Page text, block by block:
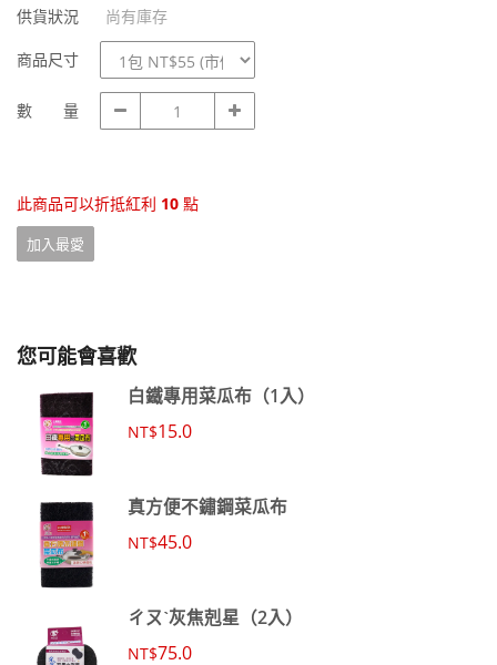
供貨狀況
尚有庫存
商品尺寸
規
格
數 量
數
量
此商品可以折抵紅利 10 點
加入最愛
您可能會喜歡
白鐵專用菜瓜布（1入）
NT$15.0
真方便不鏽鋼菜瓜布
NT$45.0
ㄔㄡˋ灰焦剋星（2入）
NT$75.0